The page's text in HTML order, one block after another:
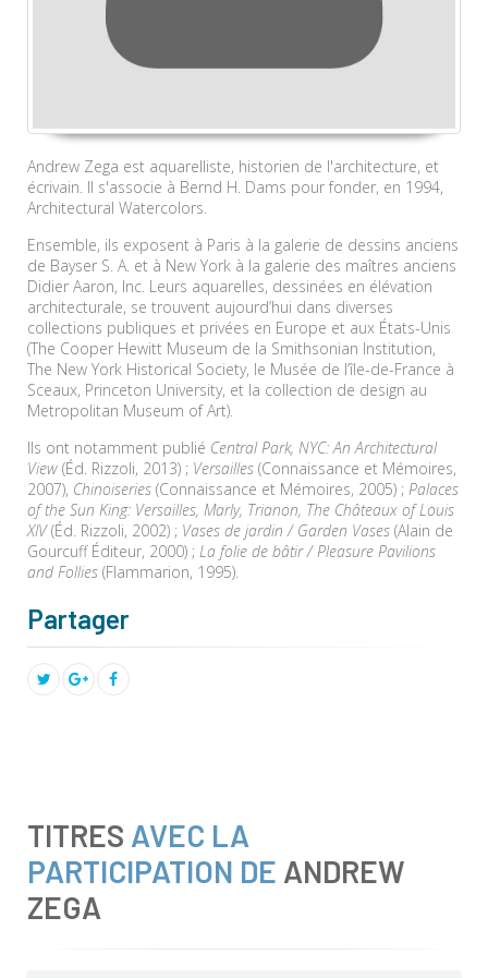
Andrew Zega est aquarelliste, historien de l'architecture, et
écrivain. Il s'associe à Bernd H. Dams pour fonder, en 1994,
Architectural Watercolors.
Ensemble, ils exposent à Paris à la galerie de dessins anciens
de Bayser S. A. et à New York à la galerie des maîtres anciens
Didier Aaron, Inc. Leurs aquarelles, dessinées en élévation
architecturale, se trouvent aujourd’hui dans diverses
collections publiques et privées en Europe et aux États-Unis
(The Cooper Hewitt Museum de la Smithsonian Institution,
The New York Historical Society, le Musée de l’île-de-France à
Sceaux, Princeton University, et la collection de design au
Metropolitan Museum of Art).
Ils ont notamment publié Central Park, NYC: An Architectural
View (Éd. Rizzoli, 2013) ; Versailles (Connaissance et Mémoires,
2007), Chinoiseries (Connaissance et Mémoires, 2005) ; Palaces
of the Sun King: Versailles, Marly, Trianon, The Châteaux of Louis
XIV(Éd. Rizzoli, 2002) ; Vases de jardin / Garden Vases (Alain de
Gourcuff Éditeur, 2000) ; La folie de bâtir / Pleasure Pavilions
and Follies (Flammarion, 1995).
Partager
TITRES AVEC LA
PARTICIPATION DE ANDREW
ZEGA